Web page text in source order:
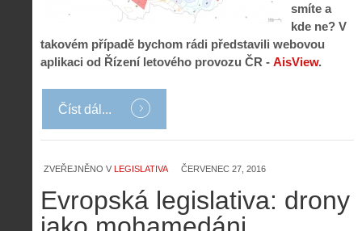
smíte a
kde ne? V
takovém případě bychom rádi představili webovou
aplikaci od Řízení letového provozu ČR - AisView.
Číst dál...
ZVEŘEJNĚNO V LEGISLATIVA ČERVENEC 27, 2016
Evropská legislativa: drony